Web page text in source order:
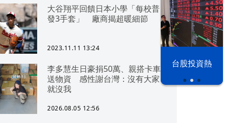
漢光42演習 台股投資熱
大谷翔平回饋日本小學「每校普
發3手套」 廠商揭超暖細節
2023.11.11 13:24
李多慧生日豪捐50萬、親搭卡車
送物資 感性謝台灣：沒有大家
就沒我
2026.08.05 12:56